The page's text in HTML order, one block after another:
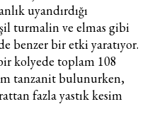
ve Yayıncılık
uyandırdığı
turmalin ve elmas gibi
benzer bir etki yaratıyor.
kolyede toplam 108
tanzanit bulunurken,
fazla yastık kesim